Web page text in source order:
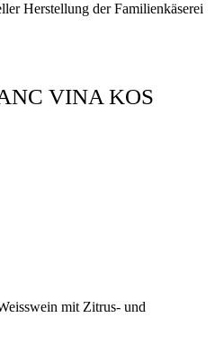
Herstellung der Familienkäserei
VINA KOS
mit Zitrus- und